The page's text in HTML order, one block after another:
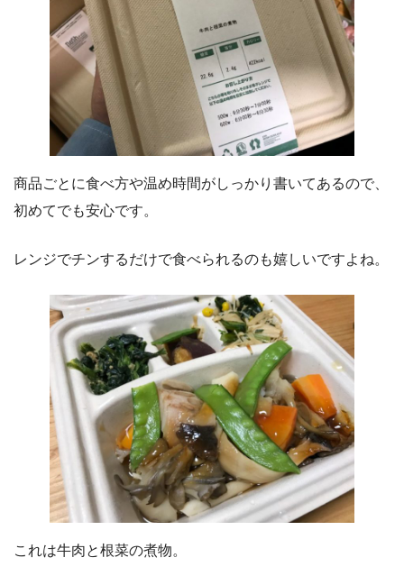
商品ごとに食べ方や温め時間がしっかり書いてあるので、
初めてでも安心です。
レンジでチンするだけで食べられるのも嬉しいですよね。
これは牛肉と根菜の煮物。